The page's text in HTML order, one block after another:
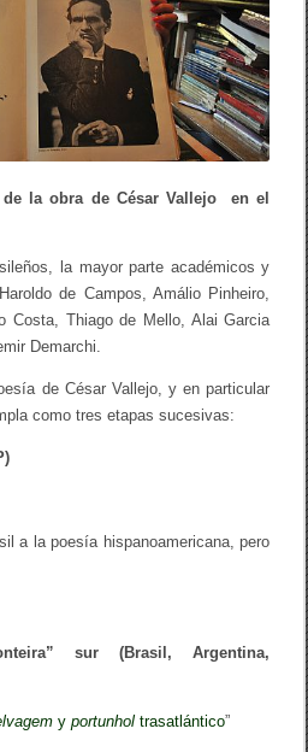
la obra de César Vallejo en el
la mayor parte académicos y
de Campos, Amálio Pinheiro,
Costa, Thiago de Mello, Alai Garcia
Demarchi.
de César Vallejo, y en particular
como tres etapas sucesivas:
a la poesía hispanoamericana, pero
sur (Brasil, Argentina,
yportunhol trasatlántico”